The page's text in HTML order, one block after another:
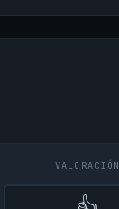
VALORACIÓN